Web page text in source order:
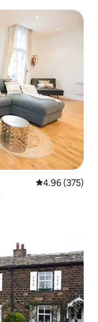
Penarafan
4.96 (375)